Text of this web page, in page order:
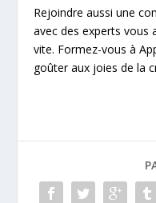
Rejoindre aussi une
avec des experts vous
vite. Formez-vous à
goûter aux joies de la